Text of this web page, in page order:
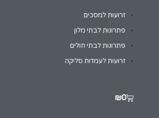
זרועות למסכים
פתרונות לבתי מלון
פתרונות לבתי חולים
זרועות לעמדות סליקה
₪0